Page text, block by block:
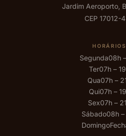
Jardim Aeroporto,
CEP 17012-
HORÁRIOS
Segunda08h
Ter07h –
Qua07h –
Qui07h –
Sex07h –
Sábado08h –
Domingo